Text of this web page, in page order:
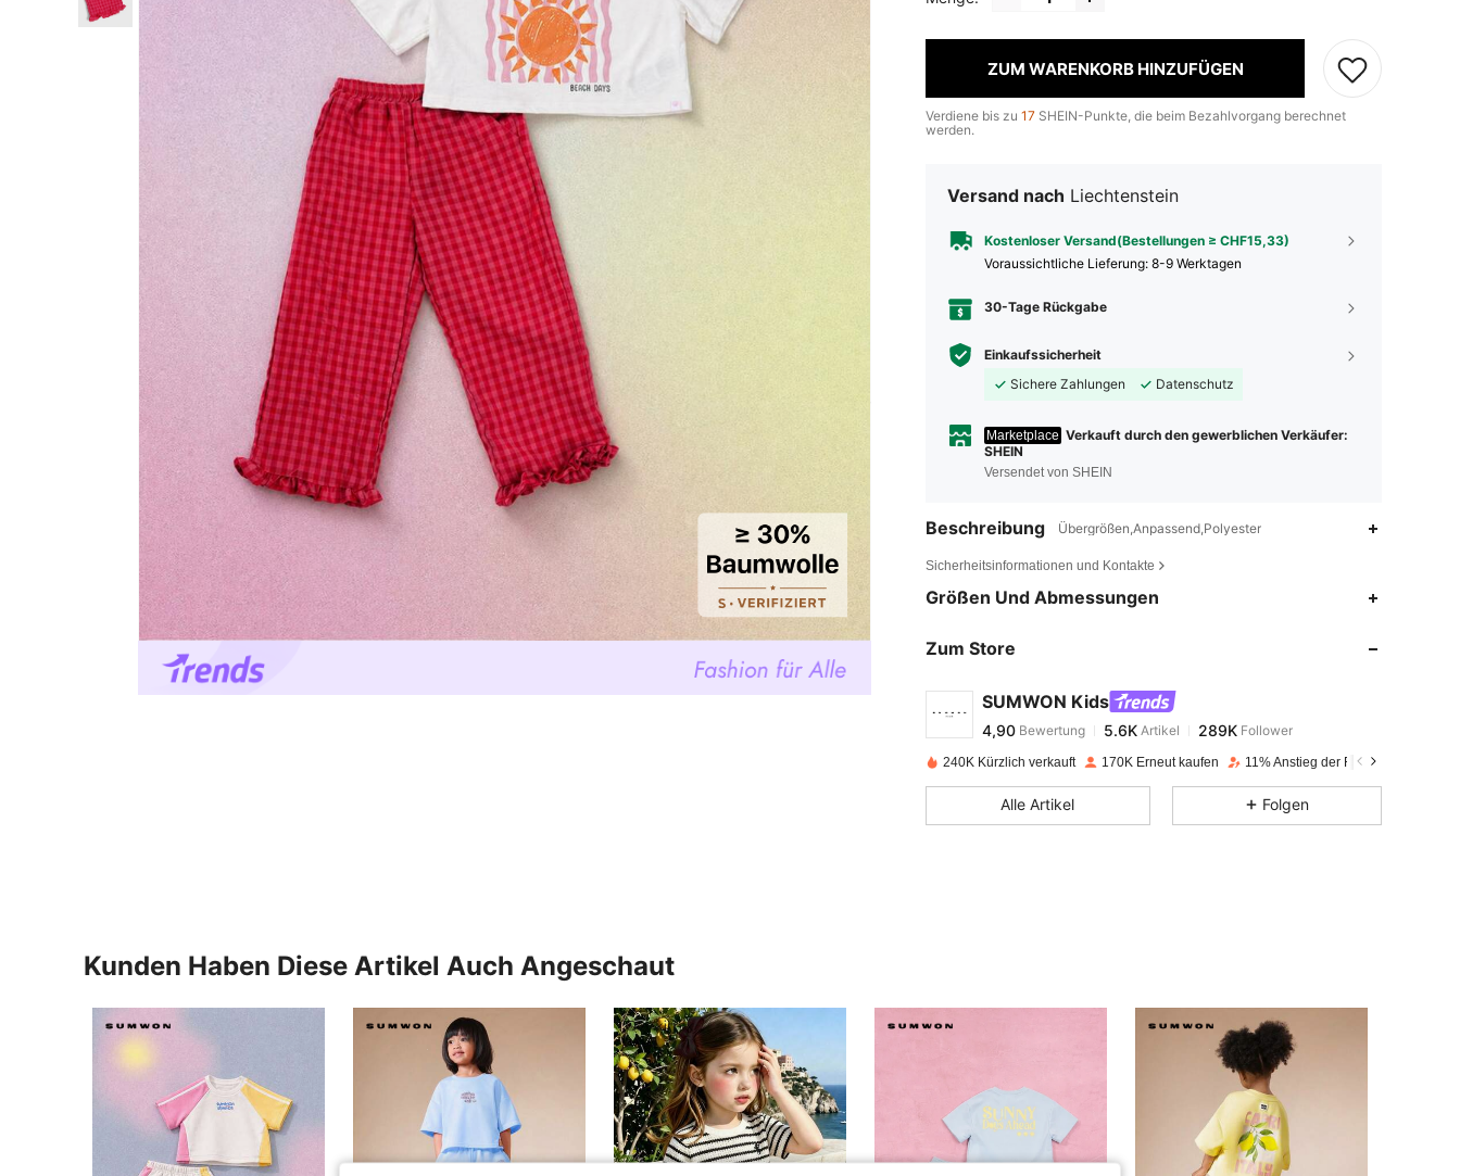
ZUM WARENKORB HINZUFÜGEN
Verdiene bis zu 17 SHEIN-Punkte, die beim Bezahlvorgang berechnet
werden.
Versand nach Liechtenstein
Kostenloser Versand(Bestellungen ≥ CHF15,33)
Voraussichtliche Lieferung: 8-9 Werktagen
30-Tage Rückgabe
Einkaufssicherheit
Sichere Zahlungen
Datenschutz
Marketplace Verkauft durch den gewerblichen Verkäufer:
SHEIN
Versendet von SHEIN
Beschreibung Übergrößen,Anpassend,Polyester
Sicherheitsinformationen und Kontakte
Größen Und Abmessungen
Zum Store
SUMWON Kids
4,90
5.6KArtikel
b***ebezahltVor 1 Tag
289K
4,90 289K
240K Kürzlich verkauft 170K Erneut kaufen 11% Anstieg der Follower
Alle Artikel Folgen
Kunden Haben Diese Artikel Auch Angeschaut